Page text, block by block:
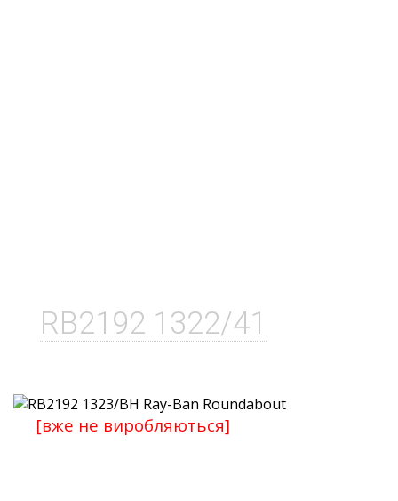
RB2192 1322/41
[вже не виробляються]